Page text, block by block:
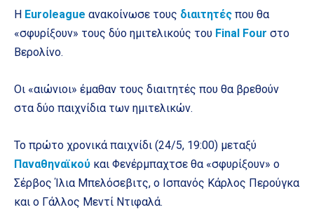
Η Euroleague ανακοίνωσε τους διαιτητές που θα
«σφυρίξουν» τους δύο ημιτελικούς του Final Four στο
Βερολίνο.
Οι «αιώνιοι» έμαθαν τους διαιτητές που θα βρεθούν
στα δύο παιχνίδια των ημιτελικών.
Το πρώτο χρονικά παιχνίδι (24/5, 19:00) μεταξύ
Παναθηναϊκού και Φενέρμπαχτσε θα «σφυρίξουν» ο
Σέρβος Ίλια Μπελόσεβιτς, ο Ισπανός Κάρλος Περούγκα
και ο Γάλλος Μεντί Ντιφαλά.